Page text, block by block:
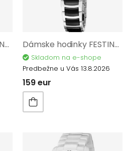
Dámske hodinky FESTINA Ceramic 20752/6 Dámske hodinky FESTINA Ceramic 20752/7
Skladom na e-shope
Predbežne u Vás 13.8.2026
159 eur